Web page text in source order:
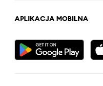
APLIKACJA MOBILNA